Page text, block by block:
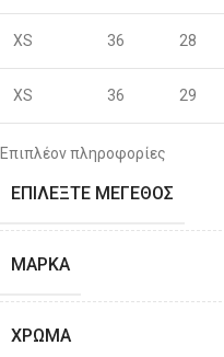
XS 36 28
XS 36 29
S 38
S 40
M
Επιπλέον πληροφορίες
ΕΠΙΛΈΞΤΕ ΜΈΓΕΘΟΣ
ΜΆΡΚΑ
ΧΡΏΜΑ